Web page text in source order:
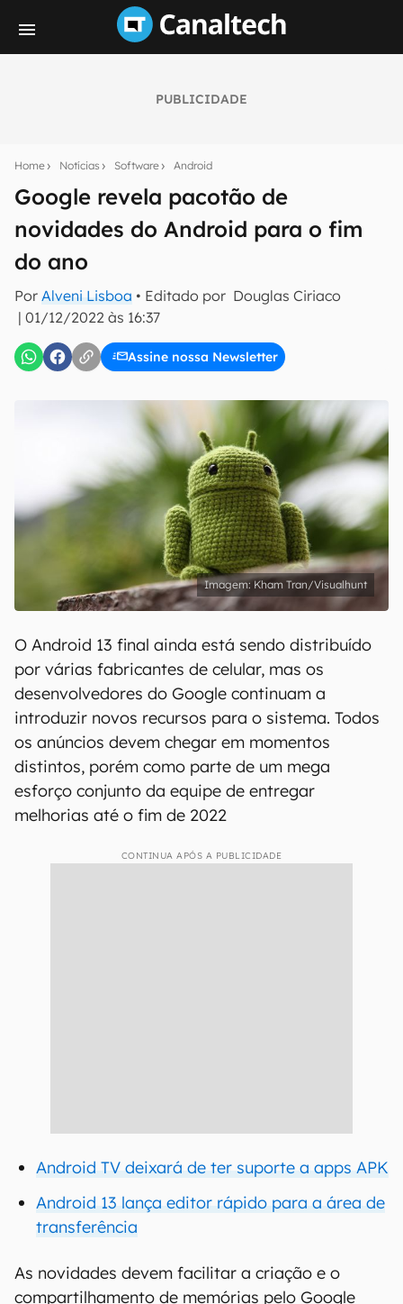
PUBLICIDADE
Home Notícias Software Android
Google revela pacotão de
novidades do Android para o fim
do ano
Por Alveni Lisboa • Editado por Douglas Ciriaco
| 01/12/2022 às 16:37
Assine nossa Newsletter
notícias e reviews sobre tecnologia em primeira
E-mail
inscreva-se
Confirmo que li, aceito e concordo com os Termos de
Uso e Política de Privacidade do Canaltech.
Kham Tran/Visualhunt
O Android 13 final ainda está sendo distribuído
por várias fabricantes de celular, mas os
desenvolvedores do Google continuam a
introduzir novos recursos para o sistema. Todos
os anúncios devem chegar em momentos
distintos, porém como parte de um mega
esforço conjunto da equipe de entregar
melhorias até o fim de 2022
CONTINUA APÓS A PUBLICIDADE
Android TV deixará de ter suporte a apps APK
Android 13 lança editor rápido para a área de
transferência
As novidades devem facilitar a criação e o
compartilhamento de memórias pelo Google